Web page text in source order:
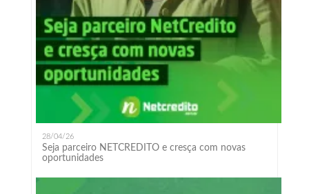
28/04/26
Seja parceiro NETCREDITO e cresça com novas
oportunidades